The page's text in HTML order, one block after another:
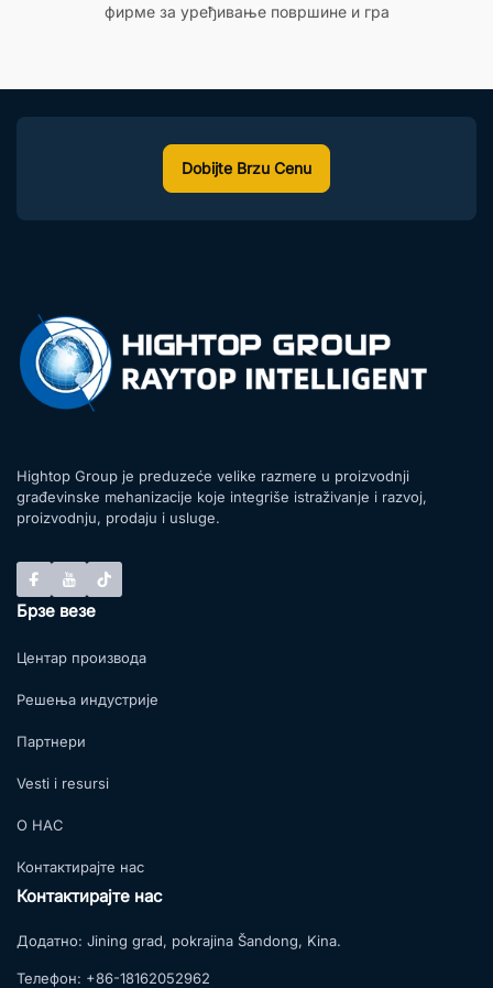
фирме за уређивање површине и гра
Dobijte Brzu Cenu
Hightop Group je preduzeće velike razmere u proizvodnji
građevinske mehanizacije koje integriše istraživanje i razvoj,
proizvodnju, prodaju i usluge.
Брзе везе
Центар производа
Решења индустрије
Партнери
Vesti i resursi
О НАС
Контактирајте нас
Контактирајте нас
Додатно: Jining grad, pokrajina Šandong, Kina.
Телефон: +86-18162052962